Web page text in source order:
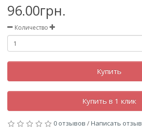
96.00грн.
Количество
Купить
Купить в 1 клик
0 отзывов /Написать отзыв